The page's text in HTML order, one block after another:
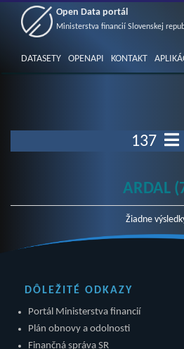
Open Data portál
Ministerstva financií Slovenskej
DATASETY OPENAPI KONTAKT
137
ARDAL
Žiadne
DÔLEŽITÉ ODKAZY
Portál Ministerstva financií
Plán obnovy a odolnosti
Finančná správa SR